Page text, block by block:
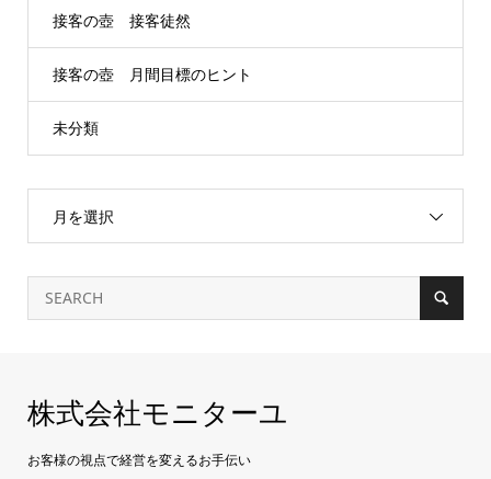
接客の壺 接客徒然
接客の壺 月間目標のヒント
未分類
月を選択
株式会社モニターユ
お客様の視点で経営を変えるお手伝い